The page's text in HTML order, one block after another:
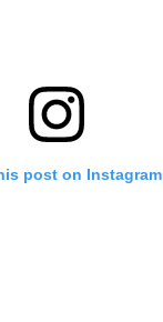
post on Instagram